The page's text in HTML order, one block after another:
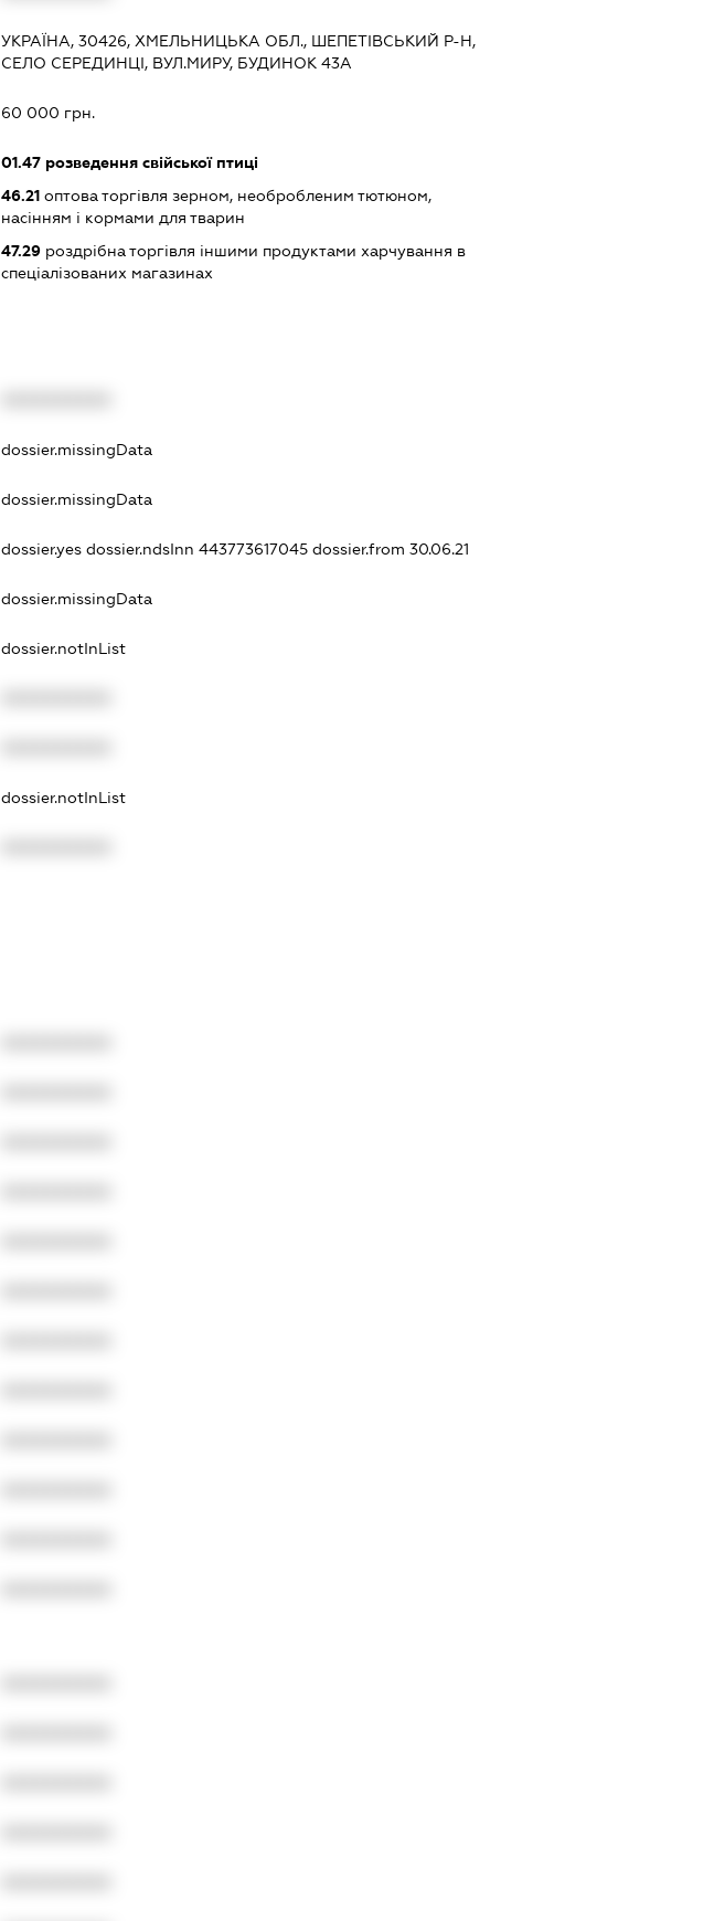
УКРАЇНА, 30426, ХМЕЛЬНИЦЬКА ОБЛ., ШЕПЕТІВСЬКИЙ Р-Н,
СЕЛО СЕРЕДИНЦІ, ВУЛ.МИРУ, БУДИНОК 43А
60 000 грн.
01.47розведення свійської птиці
46.21оптова торгівля зерном, необробленим тютюном,
насінням і кормами для тварин
47.29роздрібна торгівля іншими продуктами харчування в
спеціалізованих магазинах
dossier.missingData
dossier.missingData
dossier.yes dossier.ndsInn 443773617045 dossier.from 30.06.21
dossier.missingData
dossier.notInList
dossier.notInList